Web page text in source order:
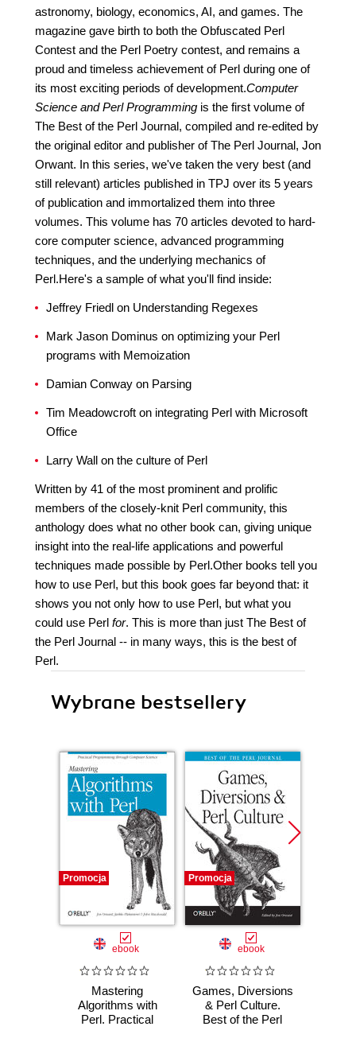
astronomy, biology, economics, AI, and games. The
magazine gave birth to both the Obfuscated Perl
Contest and the Perl Poetry contest, and remains a
proud and timeless achievement of Perl during one of
its most exciting periods of development.Computer
Science and Perl Programming is the first volume of
The Best of the Perl Journal, compiled and re-edited by
the original editor and publisher of The Perl Journal, Jon
Orwant. In this series, we've taken the very best (and
still relevant) articles published in TPJ over its 5 years
of publication and immortalized them into three
volumes. This volume has 70 articles devoted to hard-
core computer science, advanced programming
techniques, and the underlying mechanics of
Perl.Here's a sample of what you'll find inside:
Jeffrey Friedl on Understanding Regexes
Mark Jason Dominus on optimizing your Perl
programs with Memoization
Damian Conway on Parsing
Tim Meadowcroft on integrating Perl with Microsoft
Office
Larry Wall on the culture of Perl
Written by 41 of the most prominent and prolific
members of the closely-knit Perl community, this
anthology does what no other book can, giving unique
insight into the real-life applications and powerful
techniques made possible by Perl.Other books tell you
how to use Perl, but this book goes far beyond that: it
shows you not only how to use Perl, but what you
could use Perl for. This is more than just The Best of
the Perl Journal -- in many ways, this is the best of
Perl.
Wybrane bestsellery
Promocja
ebook
Mastering
Algorithms with
Perl. Practical
Promocja
ebook
Games, Diversions
& Perl Culture.
Best of the Perl